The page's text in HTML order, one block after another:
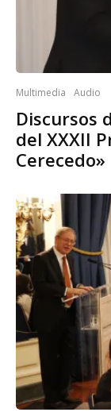
Multimedia Audio
Discursos
del XXXII
Cerecedo»